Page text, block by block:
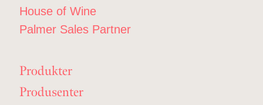
House of Wine
Palmer Sales Partner
Produkter
Produsenter